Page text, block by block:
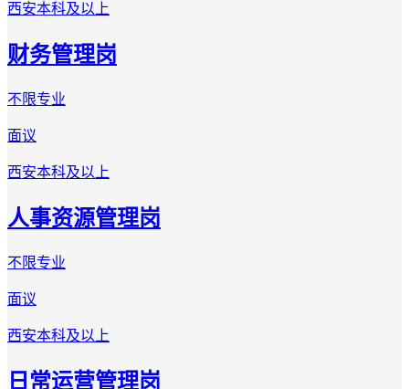
西安本科及以上
财务管理岗
不限专业
面议
西安本科及以上
人事资源管理岗
不限专业
面议
西安本科及以上
日常运营管理岗